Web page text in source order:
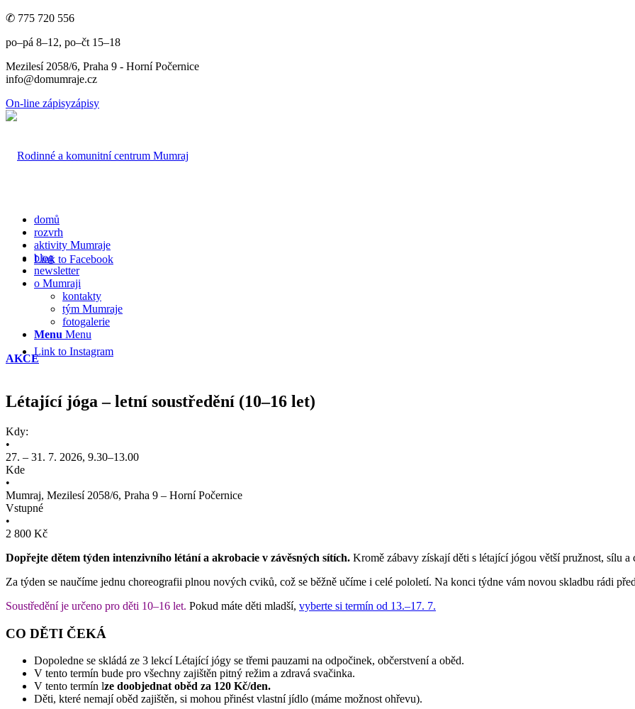
✆ 775 720 556
po–pá 8–12, po–čt 15–18
Mezilesí 2058/6, Praha 9 - Horní Počernice
info@domumraje.cz
On-line zápisyzápisy
Link to Facebook
Link to Instagram
domů
rozvrh
aktivity Mumraje
blog
newsletter
o Mumraji
kontakty
tým Mumraje
fotogalerie
Menu Menu
AKCE
Létající jóga – letní soustředění (10–16 let)
Kdy:
•
27. – 31. 7. 2026, 9.30–13.00
Kde
•
Mumraj, Mezilesí 2058/6, Praha 9 – Horní Počernice
Vstupné
•
2 800 Kč
Dopřejte dětem týden intenzivního létání a akrobacie v závěsných sítích. Kromě zábavy získají děti s létající jógou větší pružnost, sílu
Za týden se naučíme jednu choreografii plnou nových cviků, což se běžně učíme i celé pololetí. Na konci týdne vám novou skladbu rádi
Soustředění je určeno pro děti 10–16 let. Pokud máte děti mladší, vyberte si termín od 13.–17. 7.
CO DĚTI ČEKÁ
Dopoledne se skládá ze 3 lekcí Létající jógy se třemi pauzami na odpočinek, občerstvení a oběd.
V tento termín bude pro všechny zajištěn pitný režim a zdravá svačinka.
V tento termín lze doobjednat oběd za 120 Kč/den.
Děti, které nemají oběd zajištěn, si mohou přinést vlastní jídlo (máme možnost ohřevu).